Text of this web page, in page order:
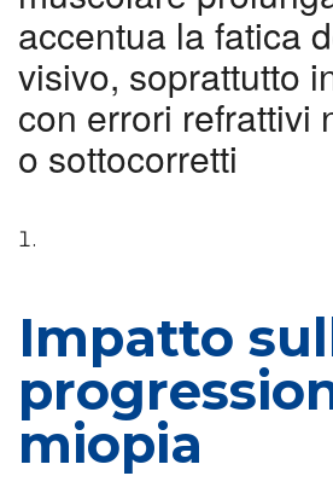
accentua la fatica
visivo, soprattutto
con errori refrattivi
o sottocorretti
Impatto
miopia